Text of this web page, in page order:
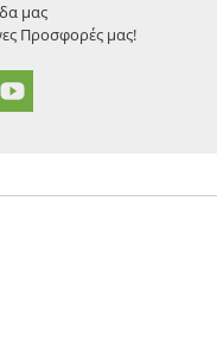
μας
Προσφορές μας!